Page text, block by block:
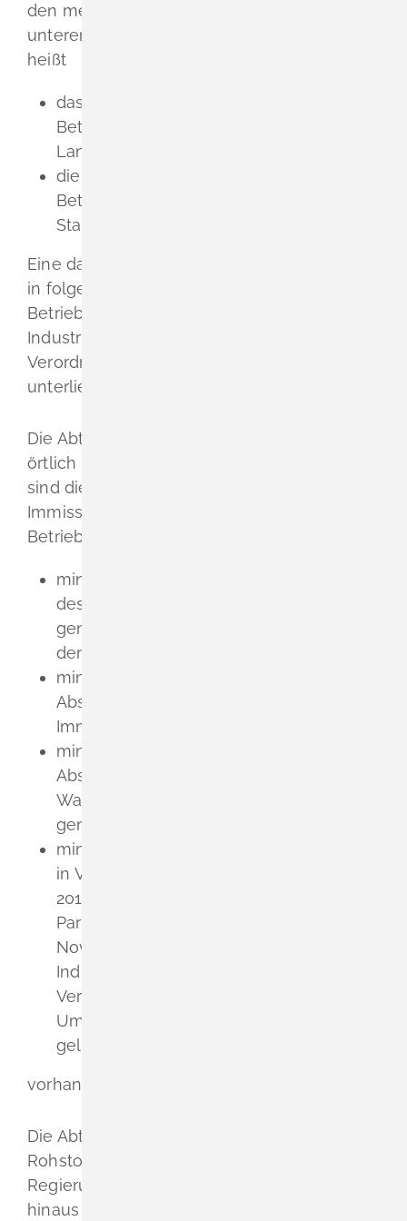
den meisten Fällen die örtlich zuständigen
unteren Immissionsschutzbehörden, das
heißt
das Landratsamt, wenn das
Betriebsgelände mit der Anlage in einem
Landkreis liegt,
die Stadtverwaltung, wenn das
Betriebsgelände mit der Anlage in einem
Stadtkreis liegt.
Eine davon abweichende Zuständigkeit gilt
in folgenden Fällen (unter anderem bei
Betrieben, die der europäischen
Industrieemissions-Richtlinie, der Störfall-
Verordnung oder dem Bergrecht
unterliegen):
Die Abteilungen 5, Umwelt der jeweils
örtlich zuständigen Regierungspräsidien
sind die zuständigen
Immissionsschutzbehörden für
Betriebsgelände, auf denen
mindestens eine Anlage, die in Spalte d
des Anhangs 1 der Verordnung über
genehmigungsbedürftige Anlagen mit
dem Buchstabe E gekennzeichnet ist,
mindestens ein Betriebsbereich nach § 3
Absatz 5a Bundes-
Immissionsschutzgesetz (Störfallbetrieb),
mindestens eine Anlage, die nach § 60
Abs. 3 Satz 1 Nr. 2 oder Nr. 3 des
Wasserhaushaltsgesetzes
genehmigungsbedürftig ist oder
mindestens eine Deponie nach Artikel 10
in Verbindung mit Anhang I der Richtlinie
2010/75/EU des Europäischen
Parlaments und des Rates vom 24.
November 2010 über
Industrieemissionen (integrierte
Vermeidung und Verminderung der
Umweltverschmutzung) in der jeweils
geltenden Fassung
vorhanden ist oder errichtet werden soll.
Die Abteilung 9, Landesamt für Geologie,
Rohstoffe und Bergbau des
Regierungspräsidiums Freiburg ist darüber
hinaus die landesweit zuständige